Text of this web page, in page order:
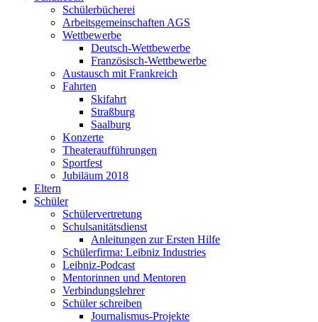
Schülerbücherei
Arbeitsgemeinschaften AGS
Wettbewerbe
Deutsch-Wettbewerbe
Französisch-Wettbewerbe
Austausch mit Frankreich
Fahrten
Skifahrt
Straßburg
Saalburg
Konzerte
Theateraufführungen
Sportfest
Jubiläum 2018
Eltern
Schüler
Schülervertretung
Schulsanitätsdienst
Anleitungen zur Ersten Hilfe
Schülerfirma: Leibniz Industries
Leibniz-Podcast
Mentorinnen und Mentoren
Verbindungslehrer
Schüler schreiben
Journalismus-Projekte